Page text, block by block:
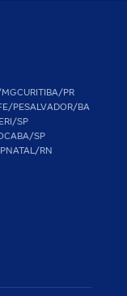
CURITIBA/PR
PESALVADOR/BA
SP
SP
NATAL/RN